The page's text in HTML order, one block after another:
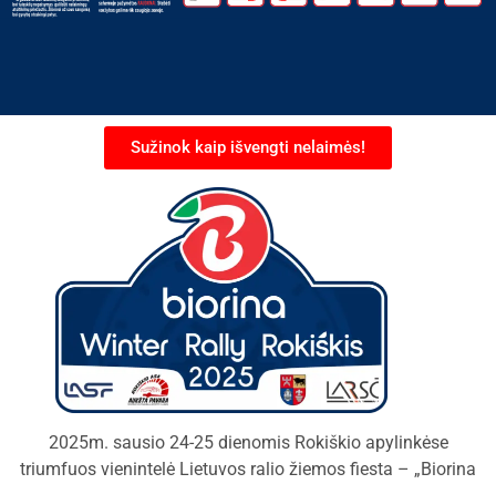
Sužinok kaip išvengti nelaimės!
2025m. sausio 24-25 dienomis Rokiškio apylinkėse
triumfuos vienintelė Lietuvos ralio žiemos fiesta – „Biorina